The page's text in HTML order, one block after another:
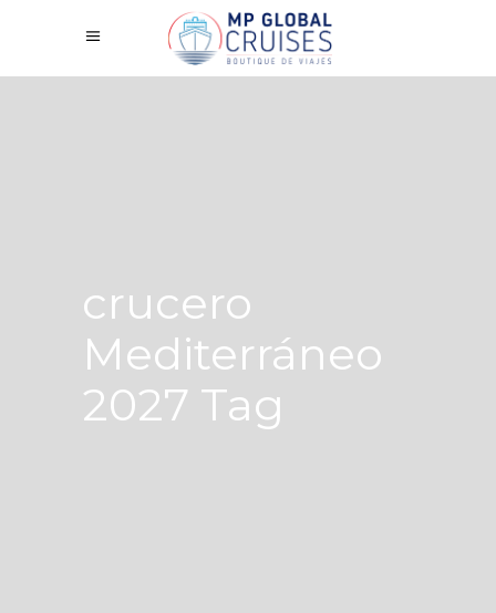
crucero
Mediterráneo
2027 Tag